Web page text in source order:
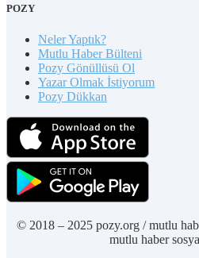
POZY
Neler Yaptık?
Mutlu Haber Bülteni
Pozy Gönüllüsü Ol
Yazar Olmak İstiyorum
Pozy Dükkan
© 2018 – 2025 pozy.org / mutlu
mutlu haber